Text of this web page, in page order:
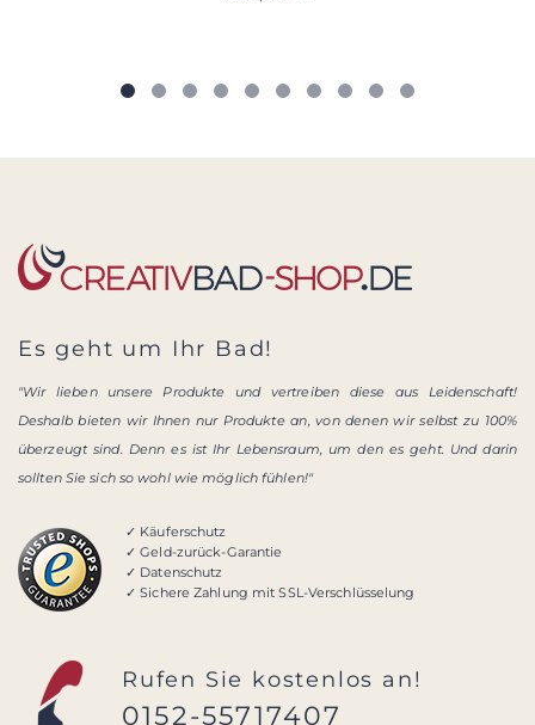
Es geht um Ihr Bad!
"Wir lieben unsere Produkte und vertreiben diese aus Leidenschaft!
Deshalb bieten wir Ihnen nur Produkte an, von denen wir selbst zu 100%
überzeugt sind. Denn es ist Ihr Lebensraum, um den es geht. Und darin
sollten Sie sich so wohl wie möglich fühlen!"
✓ Käuferschutz
✓ Geld-zurück-Garantie
✓ Datenschutz
✓ Sichere Zahlung mit SSL-Verschlüsselung
Rufen Sie kostenlos an!
0152-55717407